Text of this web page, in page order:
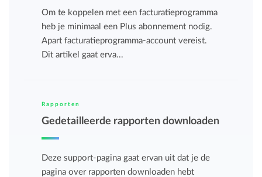
Om te koppelen met een facturatieprogramma
heb je minimaal een Plus abonnement nodig.
Apart facturatieprogramma-account vereist.
Dit artikel gaat erva...
Rapporten
Gedetailleerde rapporten downloaden
Deze support-pagina gaat ervan uit dat je de
pagina over rapporten downloaden hebt